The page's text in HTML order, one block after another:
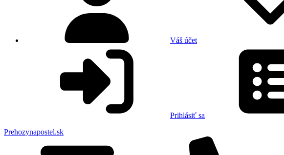
Váš účet
Prihlásiť sa
Prehozynapostel.sk